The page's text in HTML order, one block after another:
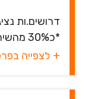
*כ30% מהשיחות הדיגיטליות עוברות ל...
+ לצפייה